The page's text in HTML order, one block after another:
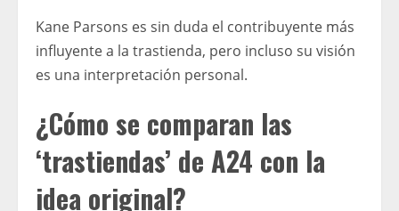
Kane Parsons es sin duda el contribuyente más
influyente a la trastienda, pero incluso su visión
es una interpretación personal.
¿Cómo se comparan las
‘trastiendas’ de A24 con la
idea original?